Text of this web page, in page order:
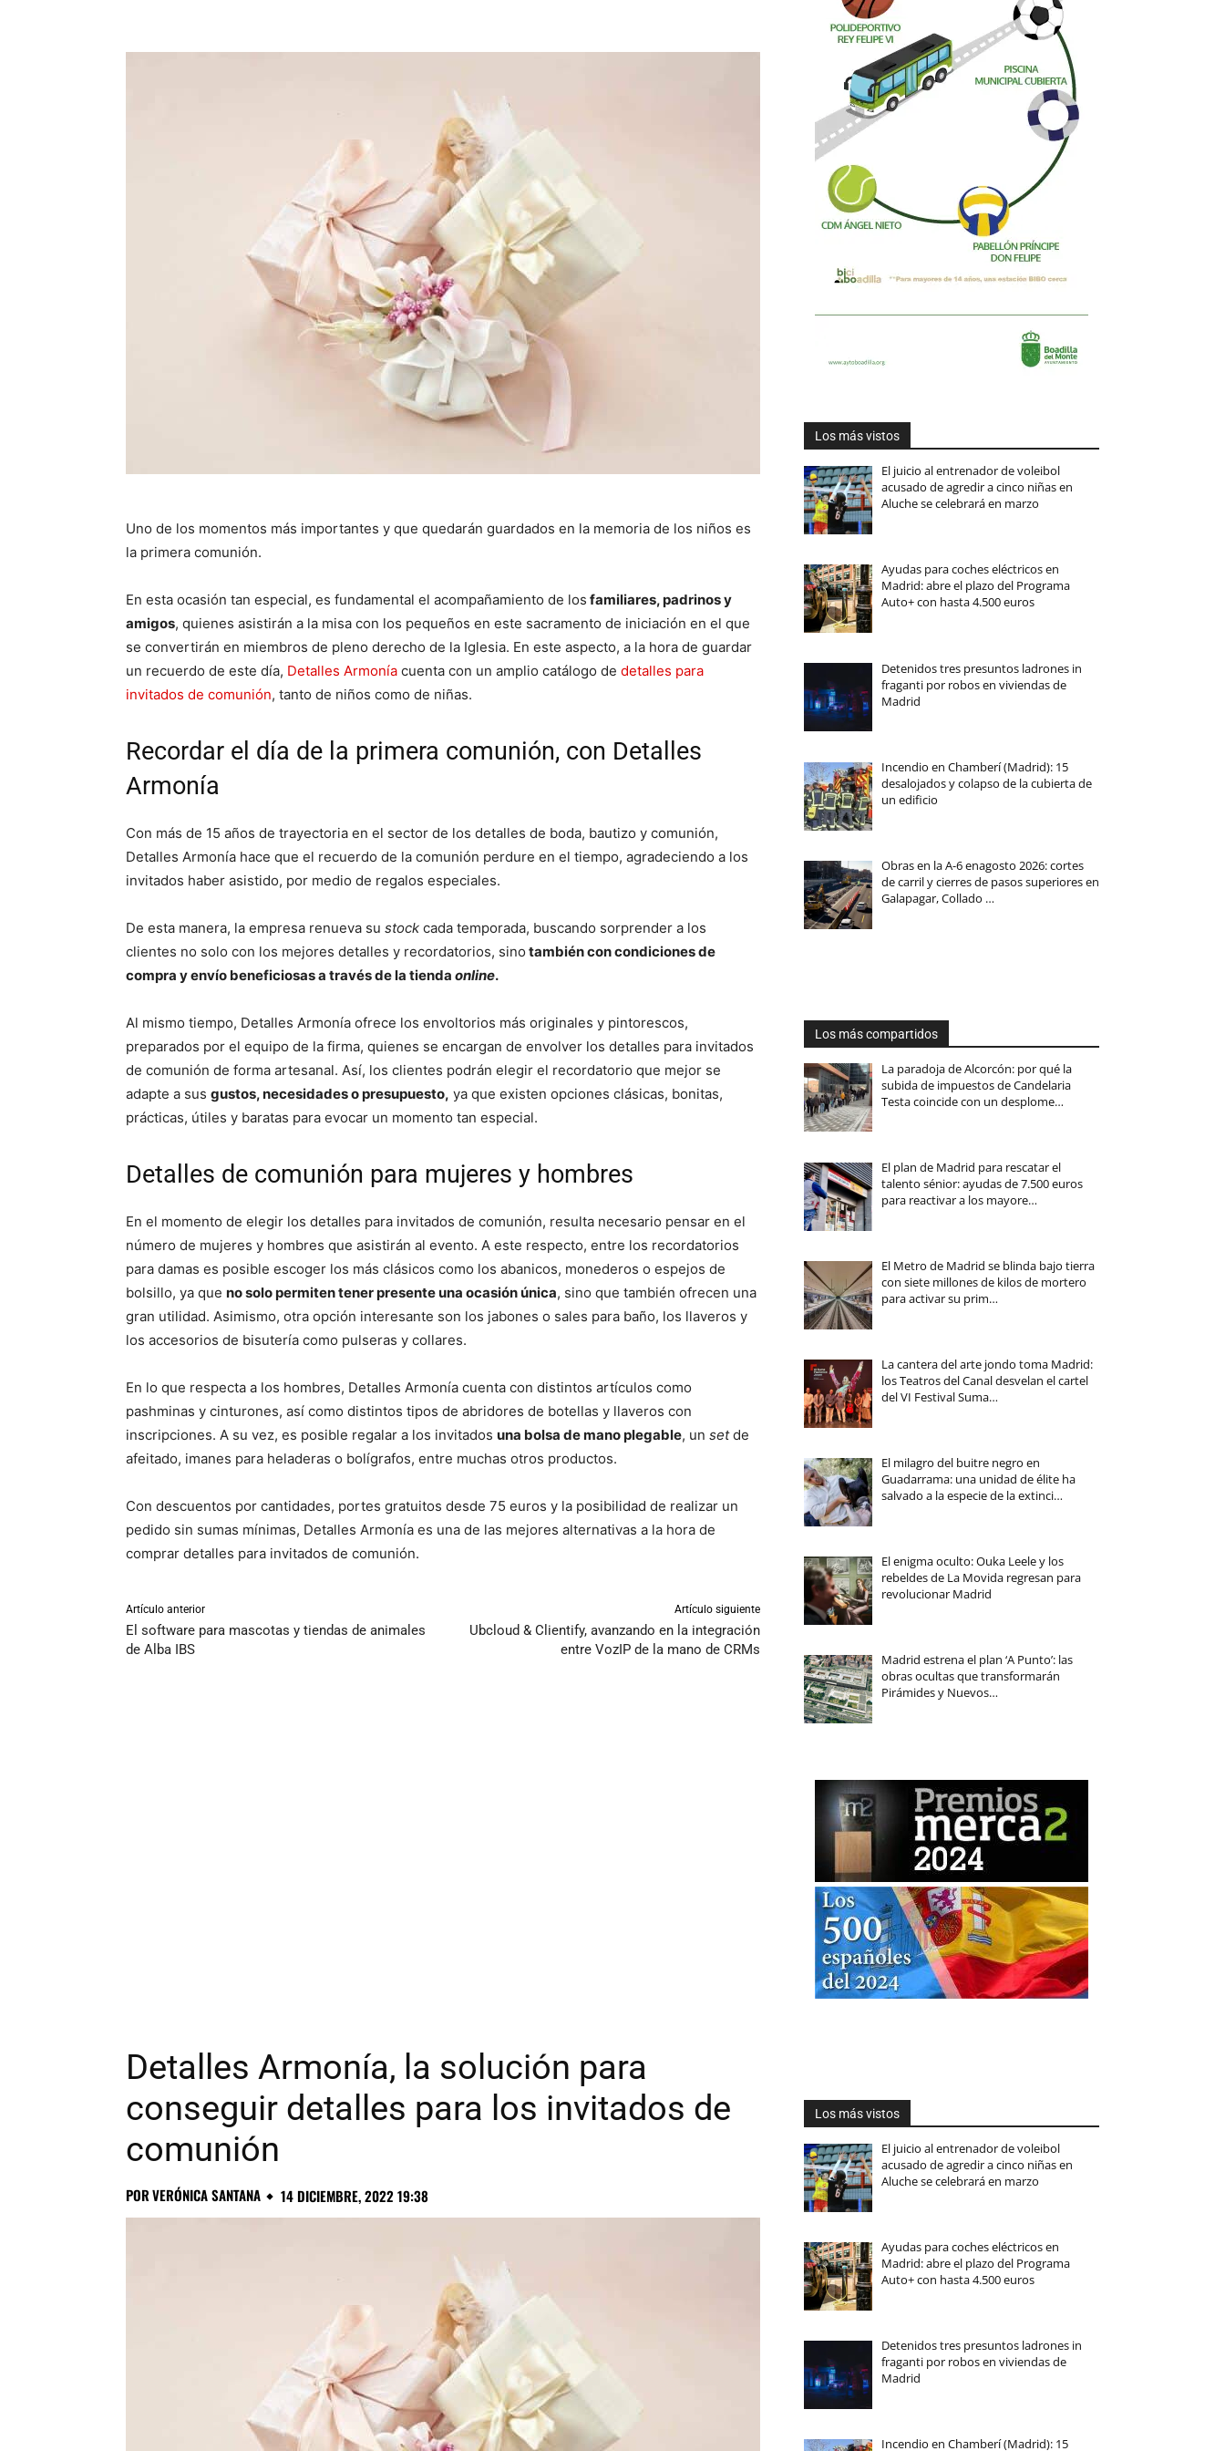
Uno de los momentos más importantes y que quedarán guardados en la memoria de los niños es
la primera comunión.
En esta ocasión tan especial, es fundamental el acompañamiento de los familiares, padrinos y
amigos, quienes asistirán a la misa con los pequeños en este sacramento de iniciación en el que
se convertirán en miembros de pleno derecho de la Iglesia. En este aspecto, a la hora de guardar
un recuerdo de este día, Detalles Armonía cuenta con un amplio catálogo de detalles para
invitados de comunión, tanto de niños como de niñas.
Recordar el día de la primera comunión, con Detalles
Armonía
Con más de 15 años de trayectoria en el sector de los detalles de boda, bautizo y comunión,
Detalles Armonía hace que el recuerdo de la comunión perdure en el tiempo, agradeciendo a los
invitados haber asistido, por medio de regalos especiales.
De esta manera, la empresa renueva su stock cada temporada, buscando sorprender a los
clientes no solo con los mejores detalles y recordatorios, sino también con condiciones de
compra y envío beneficiosas a través de la tienda online.
Al mismo tiempo, Detalles Armonía ofrece los envoltorios más originales y pintorescos,
preparados por el equipo de la firma, quienes se encargan de envolver los detalles para invitados
de comunión de forma artesanal. Así, los clientes podrán elegir el recordatorio que mejor se
adapte a sus gustos, necesidades o presupuesto, ya que existen opciones clásicas, bonitas,
prácticas, útiles y baratas para evocar un momento tan especial.
Detalles de comunión para mujeres y hombres
En el momento de elegir los detalles para invitados de comunión, resulta necesario pensar en el
número de mujeres y hombres que asistirán al evento. A este respecto, entre los recordatorios
para damas es posible escoger los más clásicos como los abanicos, monederos o espejos de
bolsillo, ya que no solo permiten tener presente una ocasión única, sino que también ofrecen una
gran utilidad. Asimismo, otra opción interesante son los jabones o sales para baño, los llaveros y
los accesorios de bisutería como pulseras y collares.
En lo que respecta a los hombres, Detalles Armonía cuenta con distintos artículos como
pashminas y cinturones, así como distintos tipos de abridores de botellas y llaveros con
inscripciones. A su vez, es posible regalar a los invitados una bolsa de mano plegable, un setde
afeitado, imanes para heladeras o bolígrafos, entre muchas otros productos.
Con descuentos por cantidades, portes gratuitos desde 75 euros y la posibilidad de realizar un
pedido sin sumas mínimas, Detalles Armonía es una de las mejores alternativas a la hora de
comprar detalles para invitados de comunión.
Artículo anterior
El software para mascotas y tiendas de animales
de Alba IBS
Artículo siguiente
Ubcloud & Clientify, avanzando en la integración
entre VozIP de la mano de CRMs
Los más vistos
El juicio al entrenador de voleibol
acusado de agredir a cinco niñas en
Aluche se celebrará en marzo
Ayudas para coches eléctricos en
Madrid: abre el plazo del Programa
Auto+ con hasta 4.500 euros
Detenidos tres presuntos ladrones in
fraganti por robos en viviendas de
Madrid
Incendio en Chamberí (Madrid): 15
desalojados y colapso de la cubierta de
un edificio
Obras en la A-6 enagosto 2026: cortes
de carril y cierres de pasos superiores en
Galapagar, Collado …
Los más compartidos
La paradoja de Alcorcón: por qué la
subida de impuestos de Candelaria
Testa coincide con un desplome…
El plan de Madrid para rescatar el
talento sénior: ayudas de 7.500 euros
para reactivar a los mayore…
El Metro de Madrid se blinda bajo tierra
con siete millones de kilos de mortero
para activar su prim…
La cantera del arte jondo toma Madrid:
los Teatros del Canal desvelan el cartel
del VI Festival Suma…
El milagro del buitre negro en
Guadarrama: una unidad de élite ha
salvado a la especie de la extinci…
El enigma oculto: Ouka Leele y los
rebeldes de La Movida regresan para
revolucionar Madrid
Madrid estrena el plan ‘A Punto’: las
obras ocultas que transformarán
Pirámides y Nuevos…
Detalles Armonía, la solución para
conseguir detalles para los invitados de
comunión
PORVERÓNICA SANTANA 14 DICIEMBRE, 2022 19:38
Los más vistos
El juicio al entrenador de voleibol
acusado de agredir a cinco niñas en
Aluche se celebrará en marzo
Ayudas para coches eléctricos en
Madrid: abre el plazo del Programa
Auto+ con hasta 4.500 euros
Detenidos tres presuntos ladrones in
fraganti por robos en viviendas de
Madrid
Incendio en Chamberí (Madrid): 15